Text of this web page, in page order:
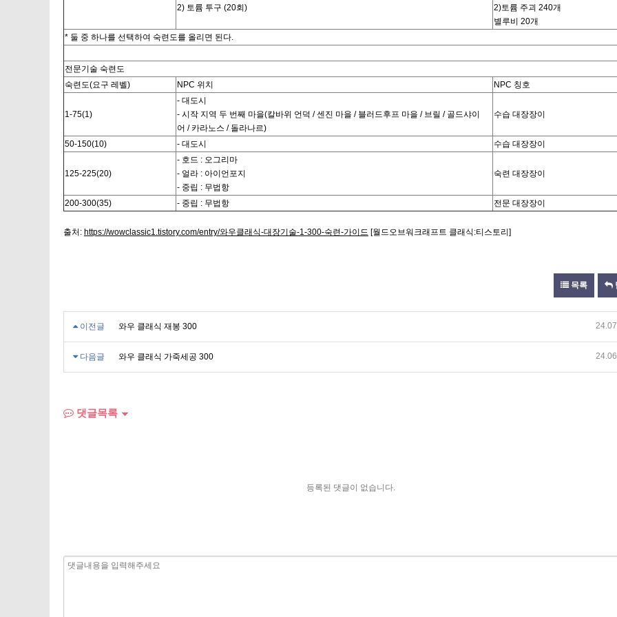
2) 토륨 투구 (20회)
2)토륨 주괴 240개
별루비 20개
* 둘 중 하나를 선택하여 숙련도를 올리면 된다.
전문기술 숙련도
숙련도(요구 레벨)
NPC 위치 NPC 칭호
1-75(1)
- 대도시
- 시작 지역 두 번째 마을(칼바위 언덕 / 센진 마을 / 블러드후프 마을 / 브릴 / 골드샤이
어 / 카라노스 / 돌라나르)
수습 대장장이
50-150(10) - 대도시 수습 대장장이
125-225(20)
- 호드 : 오그리마
- 얼라 : 아이언포지
- 중립 : 무법항
숙련 대장장이
200-300(35) - 중립 : 무법항 전문 대장장이
출처: https://wowclassic1.tistory.com/entry/와우클래식-대장기술-1-300-숙련-가이드 [월드오브워크래프트 클래식:티스토리]
목록
이전글 와우 클래식 재봉 300
다음글 와우 클래식 가죽세공 300
댓글목록
등록된 댓글이 없습니다.